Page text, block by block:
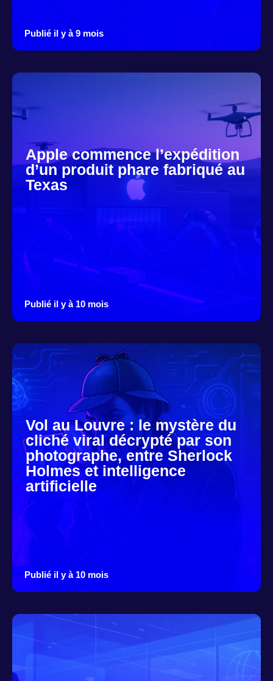
Publié il y à 9 mois
Apple commence l’expédition
d’un produit phare fabriqué au
Texas
Publié il y à 10 mois
Vol au Louvre : le mystère du
cliché viral décrypté par son
photographe, entre Sherlock
Holmes et intelligence
artificielle
Publié il y à 10 mois